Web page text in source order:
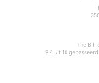
The Bill
9.4uit 10gebasseerd